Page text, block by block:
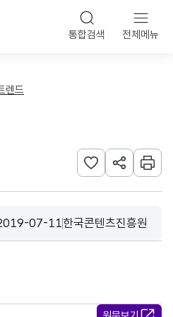
통합검색 전체메뉴
렌드
관심사 등록하기
URL 공유하
인쇄
록일
07-11
수집기관
한국콘텐츠진흥원